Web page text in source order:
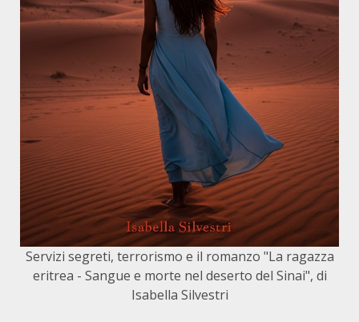
Servizi segreti, terrorismo e il romanzo "La ragazza
eritrea - Sangue e morte nel deserto del Sinai", di
Isabella Silvestri